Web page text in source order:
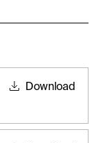
Download